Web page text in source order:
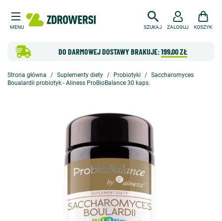
MENU SZUKAJ
DO DARMOWEJ DOSTAWY BRAKUJE:199,00 ZŁ
ZALOGUJ KOSZYK
Strona główna Suplementy diety Probiotyki
Saccharomyces
Boualardii probiotyk - Aliness ProBioBalance 30 kaps.